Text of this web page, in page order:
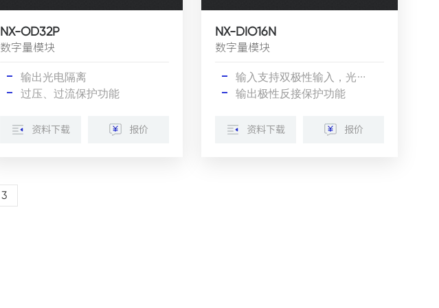
NX-OD32P
数字量模块
输出光电隔离
过压、过流保护功能
资料下载 报价
NX-DIO16N
数字量模块
输入支持双极性输入，光电隔离
输出极性反接保护功能
资料下载 报价
3